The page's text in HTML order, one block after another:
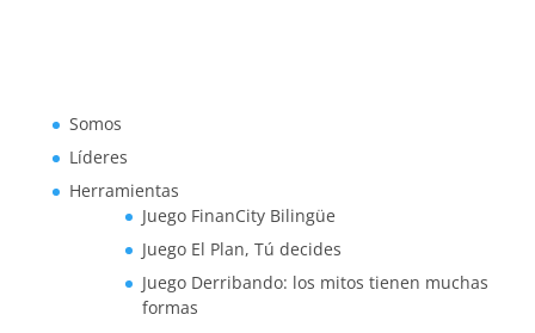
Somos
Líderes
Herramientas
Juego FinanCity Bilingüe
Juego El Plan, Tú decides
Juego Derribando: los mitos tienen muchas
formas